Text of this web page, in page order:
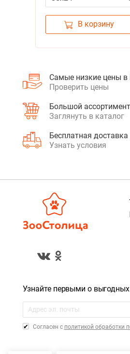
В корзину
Самые низкие цены в
Проверить цены
Большой
Заглянуть в каталог
Бесплатная
Узнать условия
Узнайте первыми о
Cогласен с политикой обработки